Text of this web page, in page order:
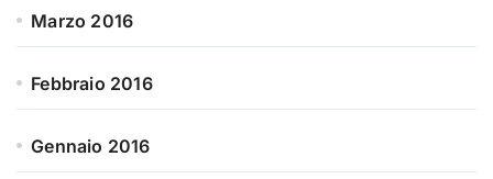
Marzo 2016
Febbraio 2016
Gennaio 2016